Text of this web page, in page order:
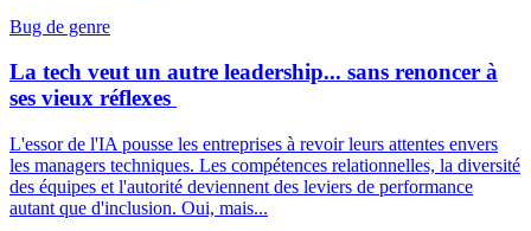
Bug de genre
La tech veut un autre leadership... sans renoncer à
ses vieux réflexes
L'essor de l'IA pousse les entreprises à revoir leurs attentes envers
les managers techniques. Les compétences relationnelles, la diversité
des équipes et l'autorité deviennent des leviers de performance
autant que d'inclusion. Oui, mais...